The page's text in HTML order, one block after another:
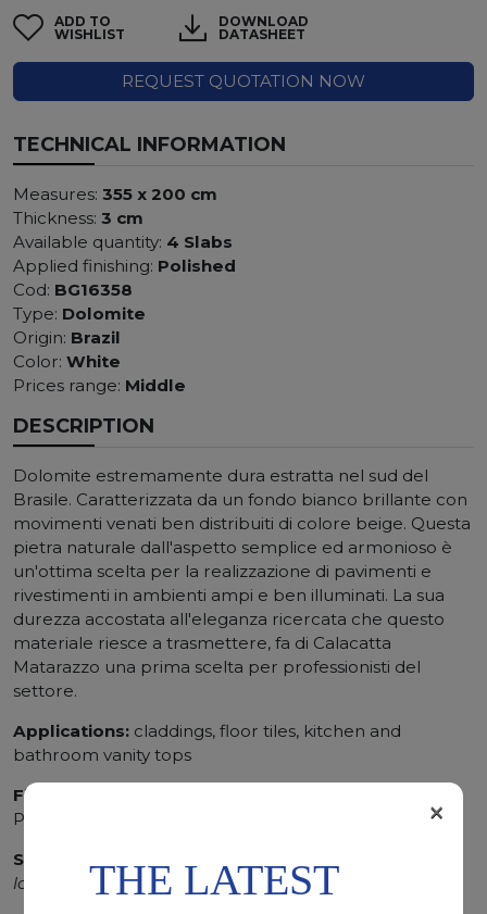
ADD TO
WISHLIST
DOWNLOAD
DATASHEET
REQUEST QUOTATION NOW
TECHNICAL INFORMATION
Measures: 355 x 200 cm
Thickness: 3 cm
Available quantity: 4 Slabs
Applied finishing: Polished
Cod: BG16358
Type: Dolomite
Origin: Brazil
Color: White
Prices range: Middle
DESCRIPTION
Dolomite estremamente dura estratta nel sud del
Brasile. Caratterizzata da un fondo bianco brillante con
movimenti venati ben distribuiti di colore beige. Questa
pietra naturale dall'aspetto semplice ed armonioso è
un'ottima scelta per la realizzazione di pavimenti e
rivestimenti in ambienti ampi e ben illuminati. La sua
durezza accostata all'eleganza ricercata che questo
materiale riesce a trasmettere, fa di Calacatta
Matarazzo una prima scelta per professionisti del
settore.
Applications: claddings, floor tiles, kitchen and
bathroom vanity tops
Finishing:
Polished, Sandblasted, Waterjet
SCS
longer duration.THE LATEST
×